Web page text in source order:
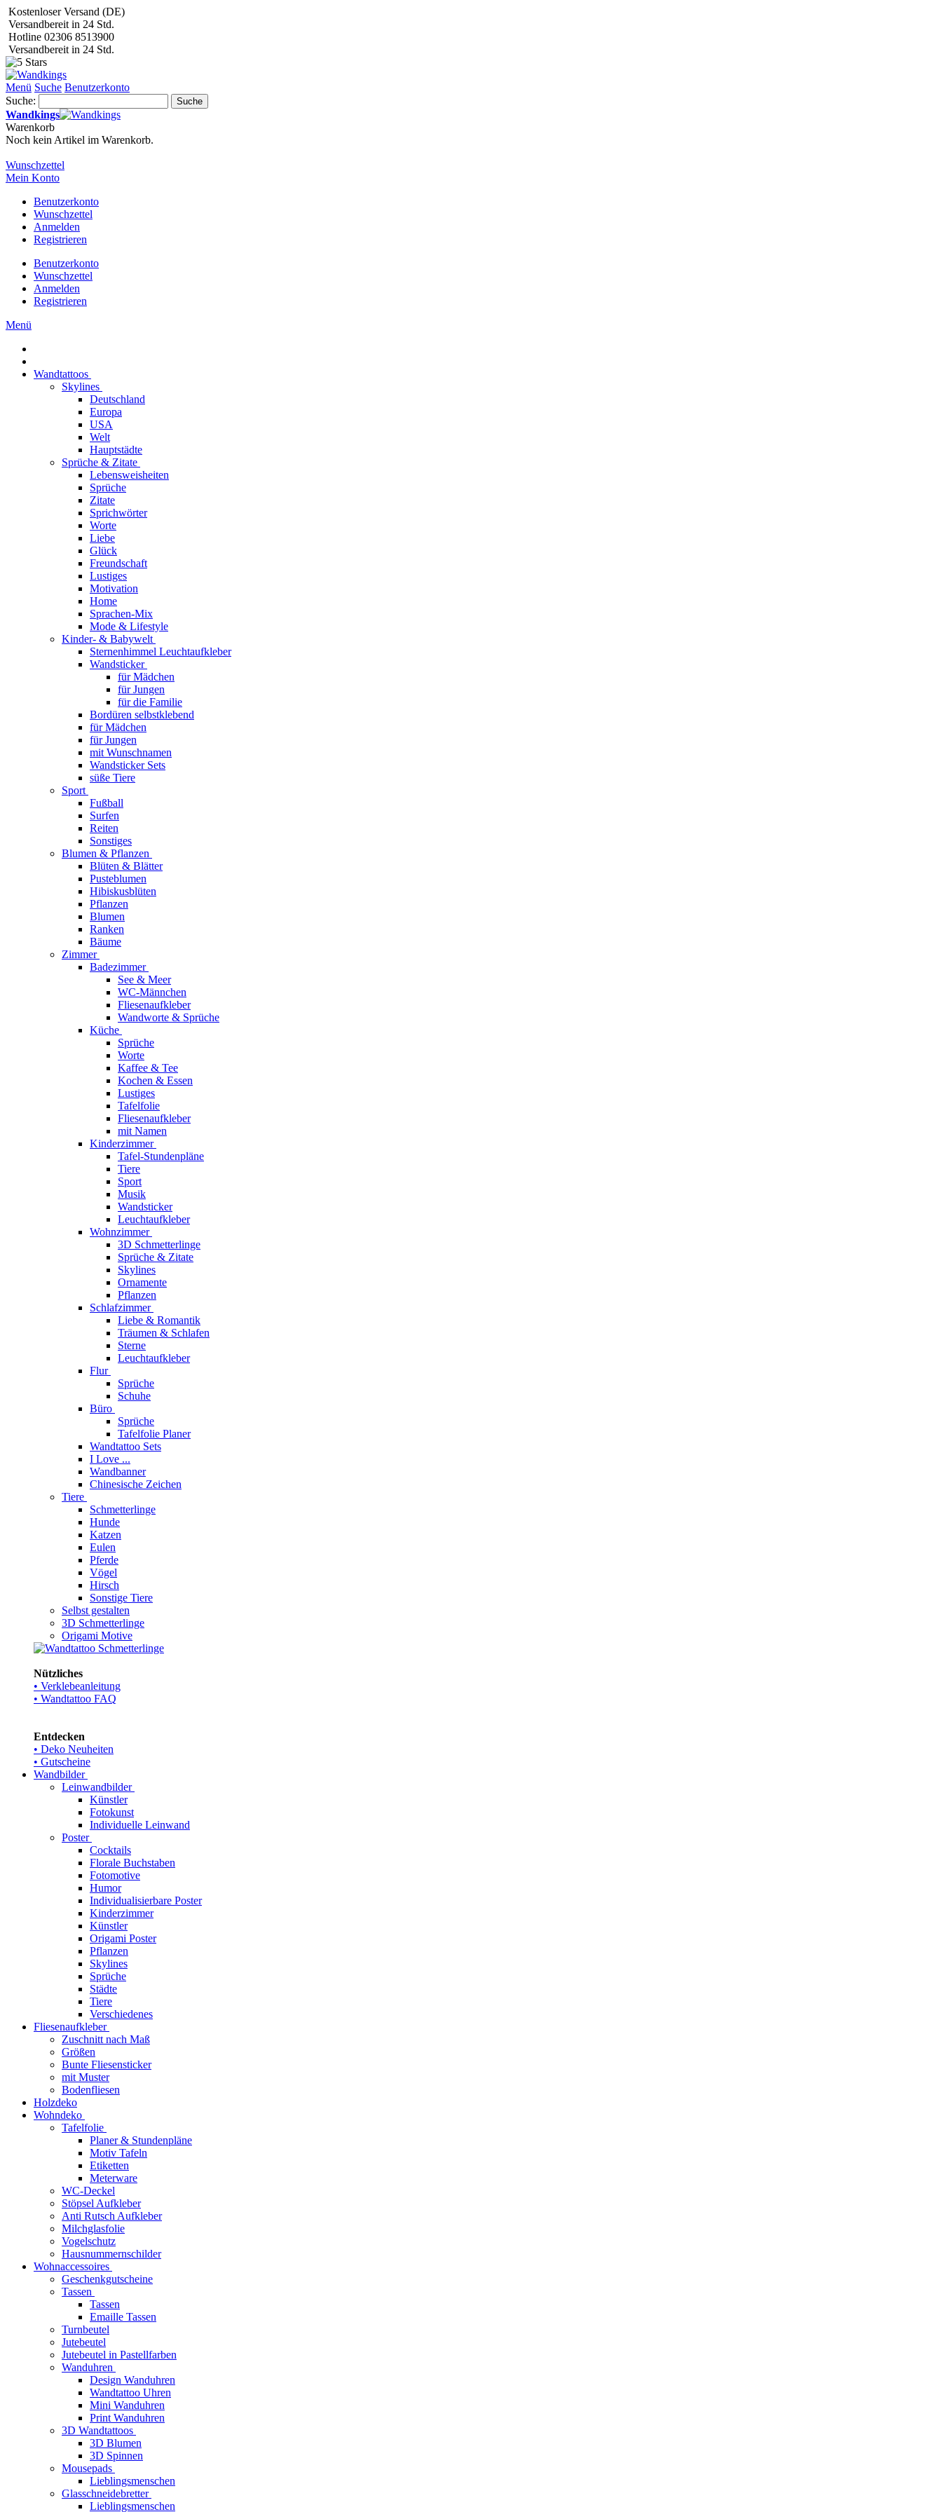
Kostenloser Versand (DE)
Versandbereit in 24 Std.
Hotline 02306 8513900
Versandbereit in 24 Std.
Menü Suche Benutzerkonto
Suche:
Suche
Wandkings
Warenkorb
Noch kein Artikel im Warenkorb.
Wunschzettel
Mein Konto
Benutzerkonto
Wunschzettel
Anmelden
Registrieren
Benutzerkonto
Wunschzettel
Anmelden
Registrieren
Menü
Wandtattoos
Skylines
Deutschland
Europa
USA
Welt
Hauptstädte
Sprüche & Zitate
Lebensweisheiten
Sprüche
Zitate
Sprichwörter
Worte
Liebe
Glück
Freundschaft
Lustiges
Motivation
Home
Sprachen-Mix
Mode & Lifestyle
Kinder- & Babywelt
Sternenhimmel Leuchtaufkleber
Wandsticker
für Mädchen
für Jungen
für die Familie
Bordüren selbstklebend
für Mädchen
für Jungen
mit Wunschnamen
Wandsticker Sets
süße Tiere
Sport
Fußball
Surfen
Reiten
Sonstiges
Blumen & Pflanzen
Blüten & Blätter
Pusteblumen
Hibiskusblüten
Pflanzen
Blumen
Ranken
Bäume
Zimmer
Badezimmer
See & Meer
WC-Männchen
Fliesenaufkleber
Wandworte & Sprüche
Küche
Sprüche
Worte
Kaffee & Tee
Kochen & Essen
Lustiges
Tafelfolie
Fliesenaufkleber
mit Namen
Kinderzimmer
Tafel-Stundenpläne
Tiere
Sport
Musik
Wandsticker
Leuchtaufkleber
Wohnzimmer
3D Schmetterlinge
Sprüche & Zitate
Skylines
Ornamente
Pflanzen
Schlafzimmer
Liebe & Romantik
Träumen & Schlafen
Sterne
Leuchtaufkleber
Flur
Sprüche
Schuhe
Büro
Sprüche
Tafelfolie Planer
Wandtattoo Sets
I Love ...
Wandbanner
Chinesische Zeichen
Tiere
Schmetterlinge
Hunde
Katzen
Eulen
Pferde
Vögel
Hirsch
Sonstige Tiere
Selbst gestalten
3D Schmetterlinge
Origami Motive
Nützliches
• Verklebeanleitung
• Wandtattoo FAQ
Entdecken
• Deko Neuheiten
• Gutscheine
Wandbilder
Leinwandbilder
Künstler
Fotokunst
Individuelle Leinwand
Poster
Cocktails
Florale Buchstaben
Fotomotive
Humor
Individualisierbare Poster
Kinderzimmer
Künstler
Origami Poster
Pflanzen
Skylines
Sprüche
Städte
Tiere
Verschiedenes
Fliesenaufkleber
Zuschnitt nach Maß
Größen
Bunte Fliesensticker
mit Muster
Bodenfliesen
Holzdeko
Wohndeko
Tafelfolie
Planer & Stundenpläne
Motiv Tafeln
Etiketten
Meterware
WC-Deckel
Stöpsel Aufkleber
Anti Rutsch Aufkleber
Milchglasfolie
Vogelschutz
Hausnummernschilder
Wohnaccessoires
Geschenkgutscheine
Tassen
Tassen
Emaille Tassen
Turnbeutel
Jutebeutel
Jutebeutel in Pastellfarben
Wanduhren
Design Wanduhren
Wandtattoo Uhren
Mini Wanduhren
Print Wanduhren
3D Wandtattoos
3D Blumen
3D Spinnen
Mousepads
Lieblingsmenschen
Glasschneidebretter
Lieblingsmenschen